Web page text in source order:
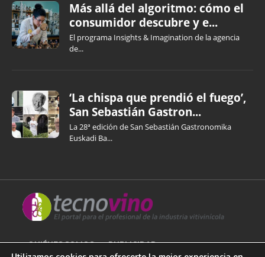
Más allá del algoritmo: cómo el
consumidor descubre y e...
El programa Insights & Imagination de la agencia
de...
‘La chispa que prendió el fuego’,
San Sebastián Gastron...
La 28ª edición de San Sebastián Gastronomika
Euskadi Ba...
QUIÉNES SOMOS PUBLICIDAD